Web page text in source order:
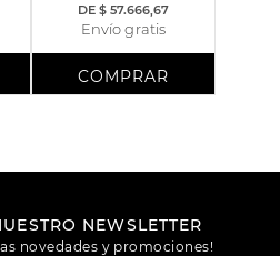
DE $ 57.666,67
Envío gratis
NEWSLETTER
novedades y promociones!